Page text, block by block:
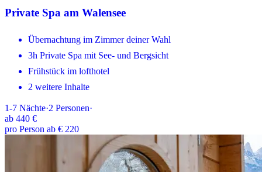
Private Spa am Walensee
Übernachtung im Zimmer deiner Wahl
3h Private Spa mit See- und Bergsicht
Frühstück im lofthotel
2 weitere Inhalte
1-7 Nächte·2 Personen·
ab 440 €
pro Person ab € 220